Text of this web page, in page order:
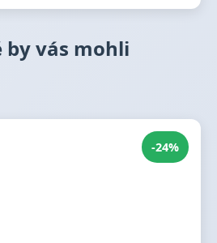
vás mohli
-24%